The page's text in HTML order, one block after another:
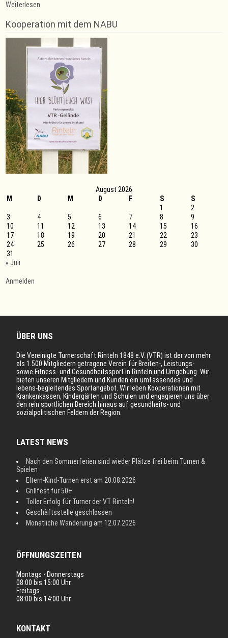
Weiterlesen
Rinteln
holt
ein
Remis
gegen
den
Tabellenzweiten
Kooperation mit dem NABU
August 2026
M
D M D F S
S
1
2
3
4 5 6 7 8
9
10
11 12 13 14 15
16
17
18 19 20 21 22
23
24
25 26 27 28 29
30
31
« Juli
Anmelden
ÜBER UNS
Die Vereinigte Turnerschaft Rinteln 1848 e.V. (VTR) ist der von mehr
als 1.500 Mitgliedern getragene Verein für Breiten-, Leistungs-
sowie Fitness- und Gesundheitssport in Rinteln und Umgebung. Wir
bieten unseren Mitgliedern und Kunden ein umfassendes und
lebens-begleitendes Sportangebot. Wir leben Kooperationen mit
Krankenkassen, Kindergärten und Schulen und engagieren uns über
den rein sportlichen Bereich hinaus auf gesundheits- und
sozialpolitischen Feldern der Region.
LATEST NEWS
Nach den Sommerferien sind wieder Plätze frei beim Turnen &
Spielen
Eltern-Kind-Turnen erst am 20.08.2026
Grillfest für 50+
Toller Erfolg für Turner der VT Rinteln!
Geschäftsstelle geschlossen
Monatliche Wanderung am 12.07.2026
ÖFFNUNGSZEITEN
Montags - Donnerstags
08:00 bis 15:00 Uhr
Freitags
08:00 bis 14:00 Uhr
KONTAKT